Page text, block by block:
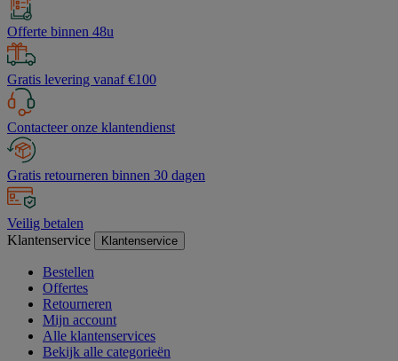
Offerte binnen 48u
Gratis levering vanaf €100
Contacteer onze klantendienst
Gratis retourneren binnen 30 dagen
Veilig betalen
Klantenservice
Klantenservice
Bestellen
Offertes
Retourneren
Mijn account
Alle klantenservices
Bekijk alle categorieën